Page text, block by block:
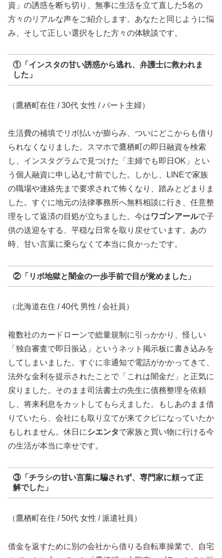
資」の誘惑を断ち切り、無事に生活を立て直した5名の
方々のリアルな声をご紹介します。あなたと同じように悩
み、そして正しい選択をした方々の体験談です。
①「インスタの甘い誘惑から逃れ、弁護士に救われま
した」
（鷹栖町在住 / 30代 女性 / パート主婦）
生活費の補填でリボ払いが膨らみ、ついにどこからも借り
られなくなりました。スマホで鷹栖町の即日融資を検索
し、インスタグラムで見つけた「主婦でも即日OK」とい
う個人融資に申し込む寸前でした。しかし、LINEで家族
の職場や連絡先まで要求されて怖くなり、踏みとどまりま
した。すぐに地元の法律事務所へ無料相談に行き、任意整
理をして返済の目処が立ちました。今はワゴンアールで子
供の送迎をする、平穏な日常を取り戻せています。あの
時、甘い言葉に乗らなくて本当に良かったです。
②「リボ地獄と闇金の一歩手前で目が覚めました」
（北海道在住 / 40代 男性 / 会社員）
複数社のカードローンで総量規制に引っかかり、怪しい
「独自審査で即日振込」というネット掲示板に書き込みを
してしまいました。すぐに非通知で電話がかかってきて、
法外な金利を提示されたことで「これは闇金だ」と正気に
戻りました。そのまま司法書士の先生に債務整理を依頼
し、将来利息をカットしてもらえました。もしあのまま借
りていたら、会社にも取り立てが来てクビになっていたか
もしれません。休日にシエンタで家族と買い物に行ける今
の生活が本当に幸せです。
③「チラシの甘い言葉に騙されず、専門家に頼って正
解でした」
（鷹栖町在住 / 50代 女性 / 派遣社員）
借金を返すために別の会社から借りる自転車操業で、自宅